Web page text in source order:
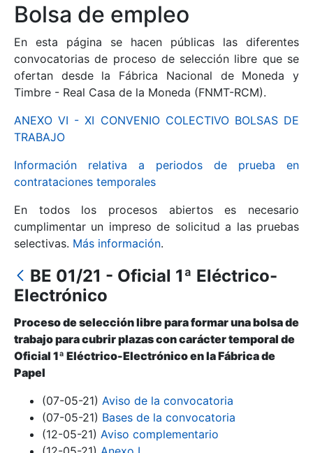
Mostrar/Ocultar
Mostrar/Ocultar
Mostrar/Ocultar
Mostrar/Ocultar
Bolsa de empleo
En esta página se hacen públicas las diferentes
convocatorias de proceso de selección libre que se
ofertan desde la Fábrica Nacional de Moneda y
Timbre - Real Casa de la Moneda (FNMT-RCM).
ANEXO VI - XI CONVENIO COLECTIVO BOLSAS DE
TRABAJO
Información relativa a periodos de prueba en
contrataciones temporales
En todos los procesos abiertos es necesario
cumplimentar un impreso de solicitud a las pruebas
selectivas. Más información.
BE 01/21 - Oficial 1ª Eléctrico-
Electrónico
Proceso de selección libre para formar una bolsa de
trabajo para cubrir plazas con carácter temporal de
Oficial 1ª Eléctrico-Electrónico en la Fábrica de
Papel
(07-05-21) Aviso de la convocatoria
(07-05-21) Bases de la convocatoria
(12-05-21) Aviso complementario